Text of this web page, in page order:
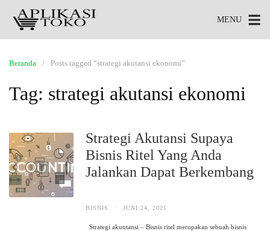
MENU
Beranda Posts tagged “strategi akutansi ekonomi”
Tag: strategi akutansi ekonomi
Strategi Akutansi Supaya
Bisnis Ritel Yang Anda
Jalankan Dapat Berkembang
BISNIS · JUNI 24, 2021
Strategi akuntansi – Bisnis ritel merupakan sebuah bisnis